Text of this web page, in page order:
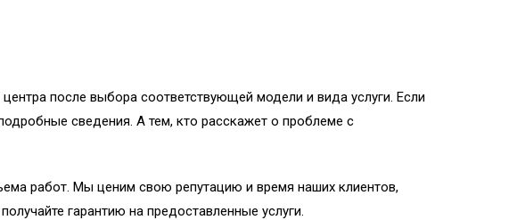
после выбора соответствующей модели и вида услуги. Если
сведения. А тем, кто расскажет о проблеме с
работ. Мы ценим свою репутацию и время наших клиентов,
гарантию на предоставленные услуги.